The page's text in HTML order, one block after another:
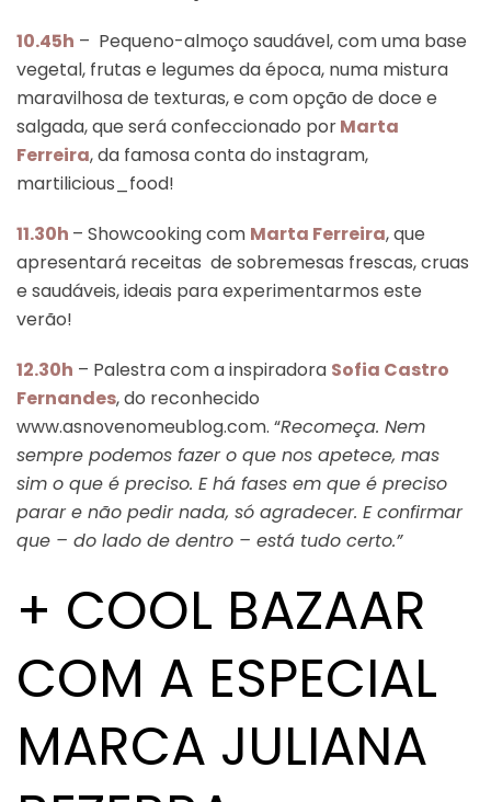
10.45h – Pequeno-almoço saudável, com uma base
vegetal, frutas e legumes da época, numa mistura
maravilhosa de texturas, e com opção de doce e
salgada, que será confeccionado porMarta
Ferreira, da famosa conta do instagram,
martilicious_food!
11.30h – Showcooking com Marta Ferreira, que
apresentará receitas de sobremesas frescas, cruas
e saudáveis, ideais para experimentarmos este
verão!
12.30h – Palestra com a inspiradora Sofia Castro
Fernandes, do reconhecido
www.asnovenomeublog.com. “Recomeça. Nem
sempre podemos fazer o que nos apetece, mas
sim o que é preciso. E há fases em que é preciso
parar e não pedir nada, só agradecer. E confirmar
que – do lado de dentro – está tudo certo.”
+ COOL BAZAAR
COM A ESPECIAL
MARCA JULIANA